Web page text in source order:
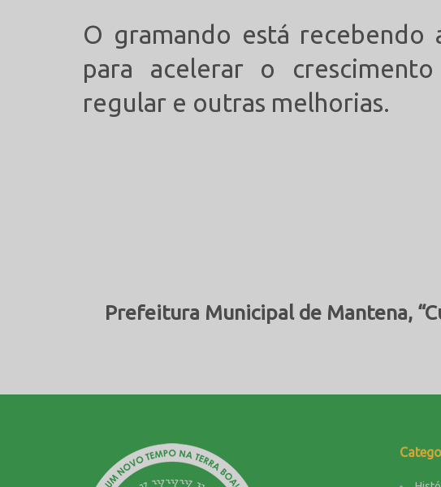
O gramando está recebendo
para acelerar o
regular e outras melhorias.
Prefeitura Municipal de Mantena,